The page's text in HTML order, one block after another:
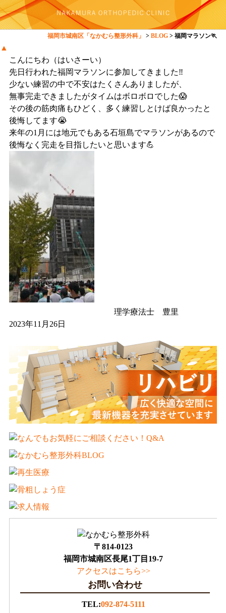
福岡市城南区「なかむら整形外科」 >BLOG >福岡マラソン🏃
▲
こんにちわ（はいさーい）
先日行われた福岡マラソンに参加してきました‼️
少ない練習の中で不安はたくさんありましたが、
無事完走できましたがタイムはボロボロでした😱
その後の筋肉痛もひどく、多く練習しとけば良かったと
後悔してます😭
来年の1月には地元でもある石垣島でマラソンがあるので
後悔なく完走を目指したいと思います💪
理学療法士 豊里
2023年11月26日
〒814-0123
福岡市城南区長尾1丁目19-7
アクセスはこちら>>
お問い合わせ
TEL:092-874-5111